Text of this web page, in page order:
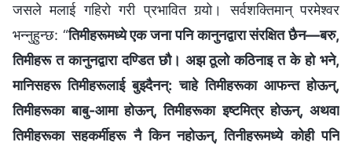
जसले मलाई गहिरो गरी प्रभावित गर्‍यो। सर्वशक्तिमान्‌ परमेश्‍वर
भन्‍नुहुन्छ: “तिमीहरूमध्ये एक जना पनि कानुनद्वारा संरक्षित छैन—बरु,
तिमीहरू त कानुनद्वारा दण्डित छौ। अझ ठूलो कठिनाइ त के हो भने,
मानिसहरू तिमीहरूलाई बुझ्दैनन्: चाहे तिमीहरूका आफन्त होऊन्,
तिमीहरूका बाबु-आमा होऊन्, तिमीहरूका इष्टमित्र होऊन्, अथवा
तिमीहरूका सहकर्मीहरू नै किन नहोऊन्, तिनीहरूमध्ये कोही पनि